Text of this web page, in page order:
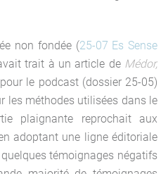
non fondée (25-07 Es Sense
trait à un article de Médor,
le podcast (dossier 25-05)
les méthodes utilisées dans le
plaignante reprochait aux
adoptant une ligne éditoriale
témoignages négatifs